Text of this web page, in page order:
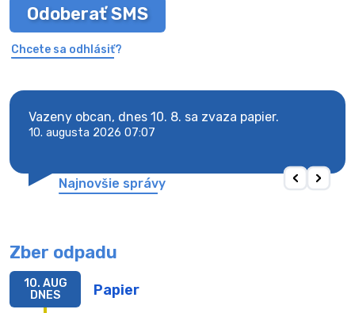
Odoberať SMS
Chcete sa odhlásiť?
Vazeny obcan, dnes 10. 8. sa zvaza papier.
10. augusta 2026 07:07
Najnovšie správy
Zber odpadu
Papier
10. AUG
DNES